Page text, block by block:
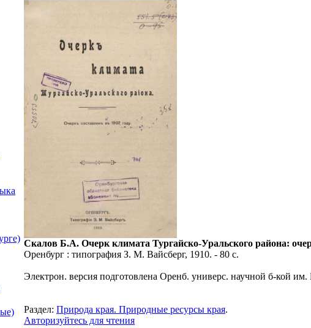
Скалов Б.А. Очерк климата Тургайско-Уральского района:
Оренбург : типография З. М. Вайсберг, 1910. - 80 с.
Электрон. версия подготовлена Оренб. универс. научной б-кой
Раздел: Природа края. Природные ресурсы края.
Авторизуйтесь для чтения